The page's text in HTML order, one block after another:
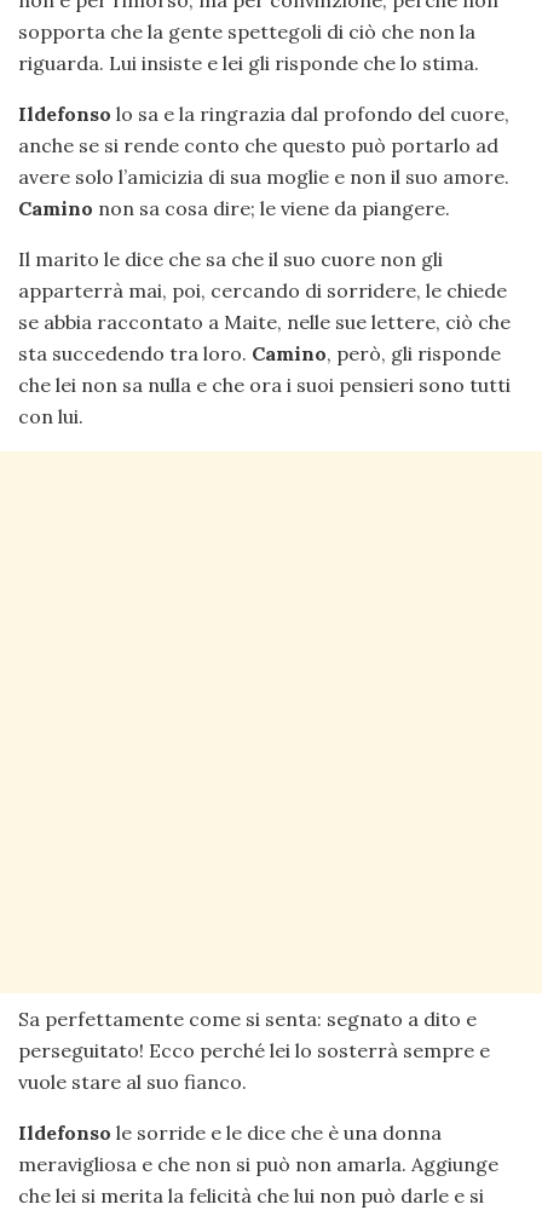
sopporta che la gente spettegoli di ciò che non la
riguarda. Lui insiste e lei gli risponde che lo stima.
Ildefonso lo sa e la ringrazia dal profondo del cuore,
anche se si rende conto che questo può portarlo ad
avere solo l’amicizia di sua moglie e non il suo amore.
Camino non sa cosa dire; le viene da piangere.
Il marito le dice che sa che il suo cuore non gli
apparterrà mai, poi, cercando di sorridere, le chiede
se abbia raccontato a Maite, nelle sue lettere, ciò che
sta succedendo tra loro. Camino, però, gli risponde
che lei non sa nulla e che ora i suoi pensieri sono tutti
con lui.
Sa perfettamente come si senta: segnato a dito e
perseguitato! Ecco perché lei lo sosterrà sempre e
vuole stare al suo fianco.
Ildefonso le sorride e le dice che è una donna
meravigliosa e che non si può non amarla. Aggiunge
che lei si merita la felicità che lui non può darle e si